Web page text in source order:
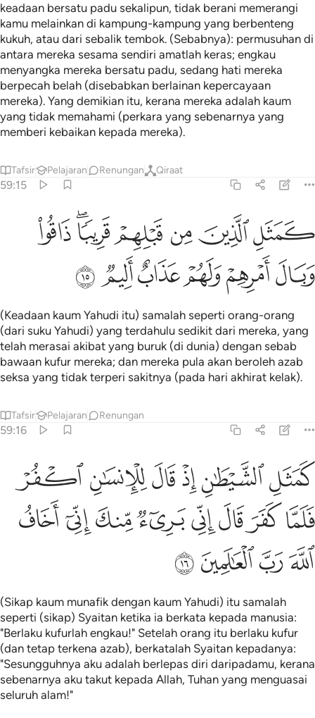
keadaan bersatu padu sekalipun, tidak berani memerangi
kamu melainkan di kampung-kampung yang berbenteng
kukuh, atau dari sebalik tembok. (Sebabnya): permusuhan di
antara mereka sesama sendiri amatlah keras; engkau
menyangka mereka bersatu padu, sedang hati mereka
berpecah belah (disebabkan berlainan kepercayaan
mereka). Yang demikian itu, kerana mereka adalah kaum
yang tidak memahami (perkara yang sebenarnya yang
memberi kebaikan kepada mereka).
Tafsir Pelajaran Renungan Qiraat
59:15
كمثل الذين من قبلهم قريبا ذاقوا وبال امرهم ولهم عذاب اليم ١٥
كَمَثَلِ ٱلَّذِينَ مِن قَبْلِهِمْ قَرِيبًۭا ۖ ذَاقُوا۟ وَبَالَ أَمْرِهِمْ وَلَهُمْ عَذَابٌ
ﲱﲲﲳ ﲴﲵﲶﲷ
ﲸﲹﲺﲻﲼﲽ
(Keadaan kaum Yahudi itu) samalah seperti orang-orang
(dari suku Yahudi) yang terdahulu sedikit dari mereka, yang
telah merasai akibat yang buruk (di dunia) dengan sebab
bawaan kufur mereka; dan mereka pula akan beroleh azab
seksa yang tidak terperi sakitnya (pada hari akhirat kelak).
Tafsir Pelajaran Renungan
59:16
كمثل الشيطان اذ قال للانسان اكفر فلما كفر قال اني بريء منك اني
كَمَثَلِ ٱلشَّيْطَـٰنِ إِذْ قَالَ لِلْإِنسَـٰنِ ٱكْفُرْ فَلَمَّا كَفَرَ قَالَ إِنِّى
ﲾﲿﳀﳁﳂﳃ
ﳄﳅﳆﳇﳈﳉﳊﳋ
ﳌﳍﳎﳏ
(Sikap kaum munafik dengan kaum Yahudi) itu samalah
seperti (sikap) Syaitan ketika ia berkata kepada manusia:
"Berlaku kufurlah engkau!" Setelah orang itu berlaku kufur
(dan tetap terkena azab), berkatalah Syaitan kepadanya:
"Sesungguhnya aku adalah berlepas diri daripadamu, kerana
sebenarnya aku takut kepada Allah, Tuhan yang menguasai
seluruh alam!"